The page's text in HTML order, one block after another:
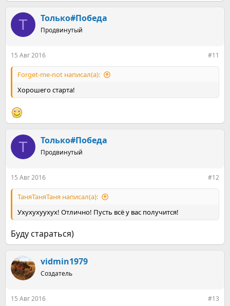
Т Только#Победа
Продвинутый
15 Авг 2016 #11
Forget-me-not написал(а):
Хорошего старта!
Т Только#Победа
Продвинутый
15 Авг 2016 #12
ТаняТаняТаня написал(а):
Ухухухуухух! Отлично! Пусть всё у вас получится!
Буду стараться)
vidmin1979
Создатель
15 Авг 2016 #13